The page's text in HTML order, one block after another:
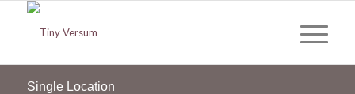
Single Location